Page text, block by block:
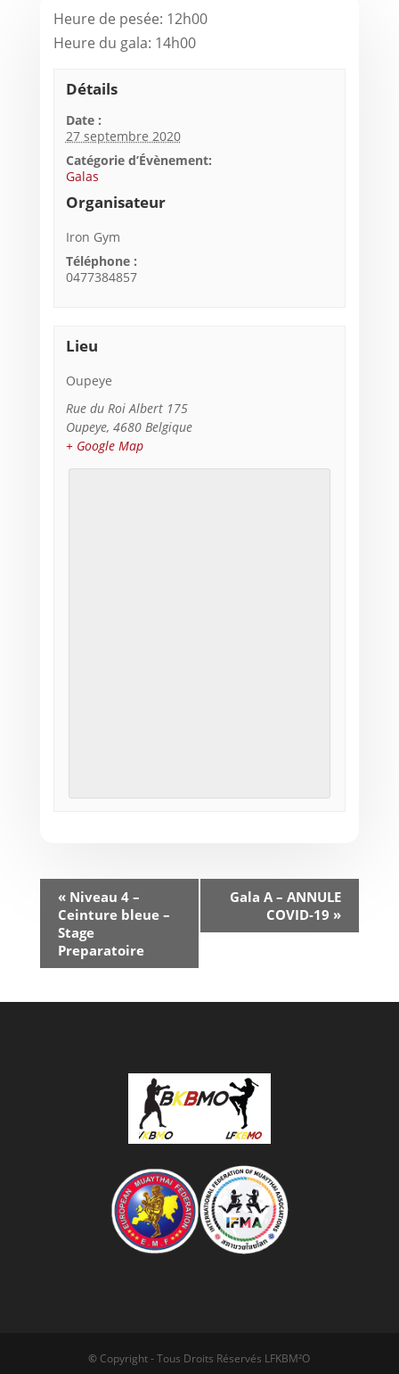
Heure de pesée: 12h00
Heure du gala: 14h00
Détails
Date :
27 septembre 2020
Catégorie d’Évènement:
Galas
Organisateur
Iron Gym
Téléphone :
0477384857
Lieu
Oupeye
Rue du Roi Albert 175
Oupeye, 4680 Belgique
+ Google Map
«Niveau 4 –
Ceinture bleue –
Stage
Preparatoire
Gala A – ANNULE
COVID-19 »
© Copyright - Tous Droits Réservés LFKBM²O